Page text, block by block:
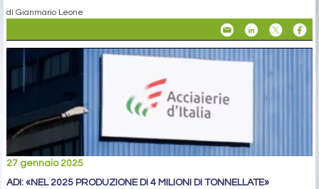
di Gianmario Leone
27 gennaio 2025
ADI: «NEL 2025 PRODUZIONE DI 4 MILIONI DI TONNELLATE»